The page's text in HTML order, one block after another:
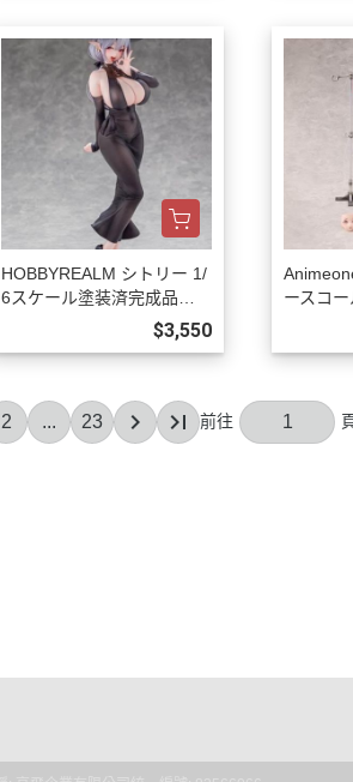
HOBBYREALM シトリー 1/
6スケール塗装済完成品フ
ィギュア 豪華版 預購27年0
$3,550
ースコー
装済完
限定版
2 ... 23